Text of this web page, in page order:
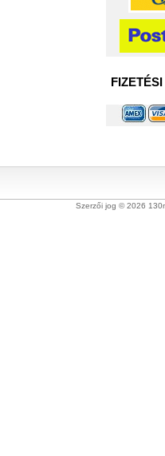
Szerzői jog © 2026